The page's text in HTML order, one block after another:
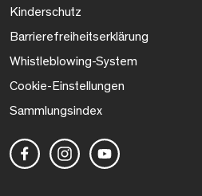
Kinderschutz
Barrierefreiheitserklärung
Whistleblowing-System
Cookie-Einstellungen
Sammlungsindex